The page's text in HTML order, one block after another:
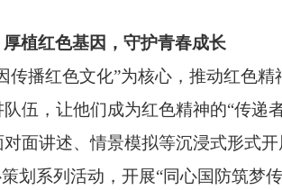
厚植红色基因，守护青春成长
播红色文化”为核心，推动红色
伍，让他们成为红色精神的“传递
面讲述、情景模拟等沉浸式形式
划系列活动，开展“同心国防筑梦